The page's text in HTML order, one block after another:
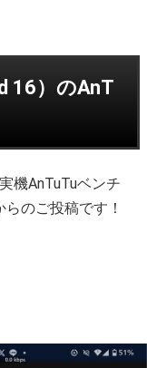
16）のAnT
機AnTuTuベンチ
のご投稿です！